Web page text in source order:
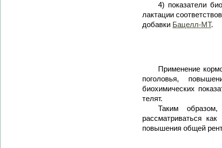
4) показатели
лактации
добавки Бацелл-МТ.
Применение
поголовья,
биохимических
телят.
Таким
рассматриваться
повышения общей